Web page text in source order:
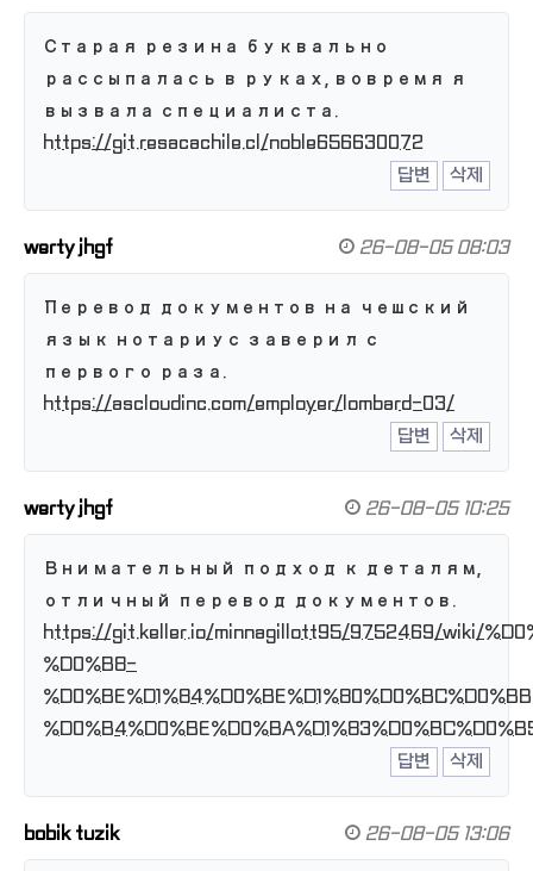
Старая резина буквально
рассыпалась в руках, вовремя я
вызвала специалиста.
https://git.resacachile.cl/noble656630072
답변
삭제
werty jhgf 26-08-05 08:03
Перевод документов на чешский
язык нотариус заверил с
первого раза.
https://ascloudinc.com/employer/lombard-03/
답변
삭제
werty jhgf 26-08-05 10:25
Внимательный подход к деталям,
отличный перевод документов.
https://git.keller.io/minnagillott95/9752469/wiki/
%D0%B8-
답변
삭제
bobik tuzik 26-08-05 13:06